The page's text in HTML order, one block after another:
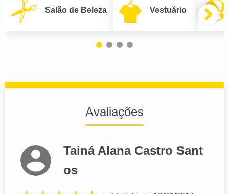
Salão de Beleza Vestuário
Avaliações
Tainá Alana Castro Sant
os